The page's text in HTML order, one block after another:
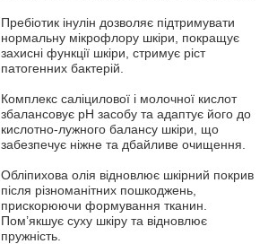
Пребіотик інулін дозволяє підтримувати
нормальну мікрофлору шкіри, покращує
захисні функції шкіри, стримує ріст
патогенних бактерій.
Комплекс саліцилової і молочної кислот
збалансовує pH засобу та адаптує його до
кислотно-лужного балансу шкіри, що
забезпечує ніжне та дбайливе очищення.
Обліпихова олія відновлює шкірний покрив
після різноманітних пошкоджень,
прискорюючи формування тканин.
Пом’якшує суху шкіру та відновлює
пружність.